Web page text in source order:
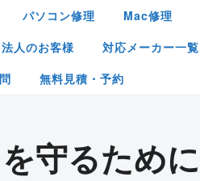
パソコン修理
Mac修理
法人のお客様
対応メーカー一覧
無料見積・予約
守るため